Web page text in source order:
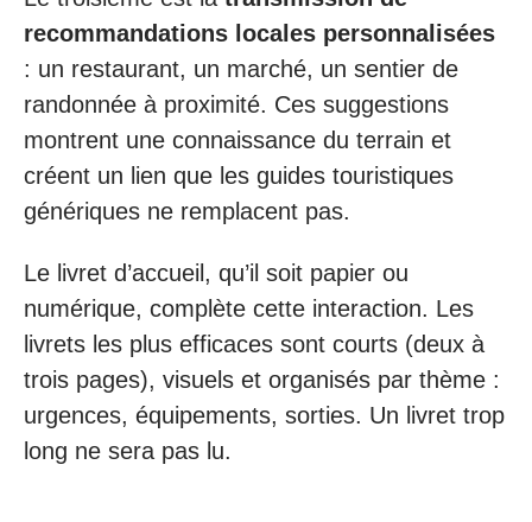
recommandations locales personnalisées
: un restaurant, un marché, un sentier de
randonnée à proximité. Ces suggestions
montrent une connaissance du terrain et
créent un lien que les guides touristiques
génériques ne remplacent pas.
Le livret d’accueil, qu’il soit papier ou
numérique, complète cette interaction. Les
livrets les plus efficaces sont courts (deux à
trois pages), visuels et organisés par thème :
urgences, équipements, sorties. Un livret trop
long ne sera pas lu.